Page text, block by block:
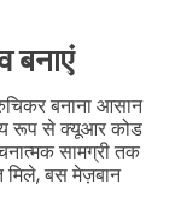
बनाएं
बनाना आसान
रूप से क्यूआर कोड
सामग्री तक
बस मेज़बान